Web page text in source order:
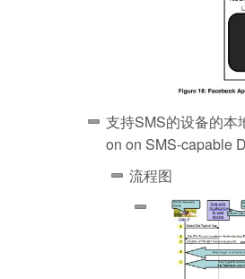
支持SMS的设备的本
on on SMS-capable
流程图